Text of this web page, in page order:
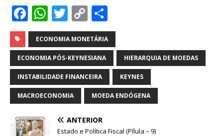
F
a
c
e
b
o
o
k
W
h
at
s
A
p
p
T
w
it
te
r
C
o
p
y
Li
n
k
h
ar
e
ECONOMIA MONETÁRIA
ECONOMIA PÓS-KEYNESIANA HIERARQUIA DE MOEDAS
INSTABILIDADE FINANCEIRA KEYNES
MACROECONOMIA MOEDA ENDÓGENA
ANTERIOR
Estado e Política Fiscal (Pílula – 9)